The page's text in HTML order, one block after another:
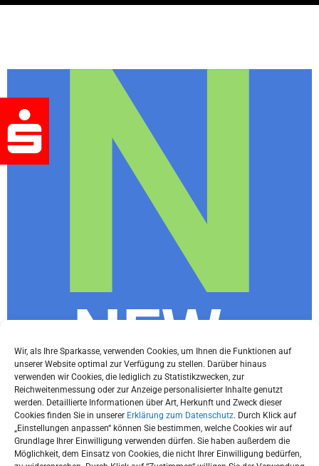
Wir, als Ihre Sparkasse, verwenden Cookies, um Ihnen die Funktionen auf
unserer Website optimal zur Verfügung zu stellen. Darüber hinaus
verwenden wir Cookies, die lediglich zu Statistikzwecken, zur
Reichweitenmessung oder zur Anzeige personalisierter Inhalte genutzt
werden. Detaillierte Informationen über Art, Herkunft und Zweck dieser
Cookies finden Sie in unserer Erklärung zum Datenschutz. Durch Klick auf
„Einstellungen anpassen“ können Sie bestimmen, welche Cookies wir auf
Grundlage Ihrer Einwilligung verwenden dürfen. Sie haben außerdem die
Möglichkeit, dem Einsatz von Cookies, die nicht Ihrer Einwilligung bedürfen,
N
NEWs
Letter
Du willst immer die neuesten Tipps und